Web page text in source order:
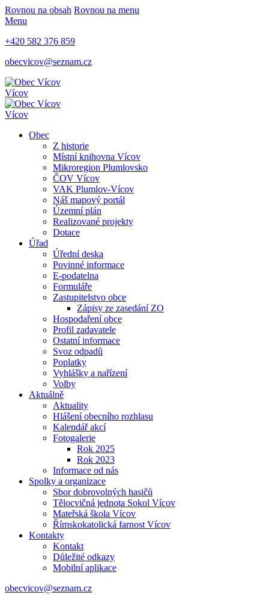
Rovnou na obsah Rovnou na menu
Menu
+420 582 376 859
obecvicov@seznam.cz
Vícov
Vícov
Obec
Z historie
Místní knihovna Vícov
Mikroregion Plumlovsko
ČOV Vícov
VAK Plumlov-Vícov
Náš mapový portál
Územní plán
Realizované projekty
Dotace
Úřad
Úřední deska
Povinné informace
E-podatelna
Formuláře
Zastupitelstvo obce
Zápisy ze zasedání ZO
Hospodaření obce
Profil zadavatele
Ostatní informace
Svoz odpadů
Poplatky
Vyhlášky a nařízení
Volby
Aktuálně
Aktuality
Hlášení obecního rozhlasu
Kalendář akcí
Fotogalerie
Rok 2025
Rok 2023
Informace od nás
Spolky a organizace
Sbor dobrovolných hasičů
Tělocvičná jednota Sokol Vícov
Mateřská škola Vícov
Římskokatolická farnost Vícov
Kontakty
Kontakt
Důležité odkazy
Mobilní aplikace
obecvicov@seznam.cz